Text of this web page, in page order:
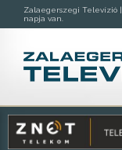
Zalaegerszegi Televízió |
napja van.